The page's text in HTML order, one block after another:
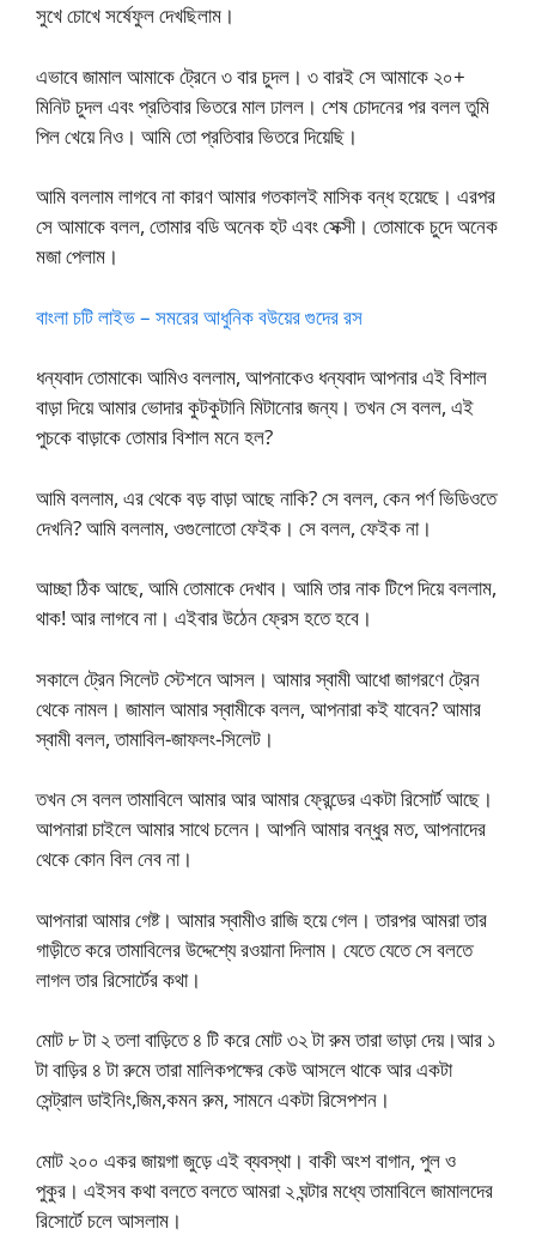
সুখে চোখে সর্ষেফুল দেখছিলাম।
এভাবে জামাল আমাকে ট্রেনে ৩ বার চুদল। ৩ বারই সে আমাকে ২০+
মিনিট চুদল এবং প্রতিবার ভিতরে মাল ঢালল। শেষ চোদনের পর বলল তুমি
পিল খেয়ে নিও। আমি তো প্রতিবার ভিতরে দিয়েছি।
আমি বললাম লাগবে না কারণ আমার গতকালই মাসিক বন্ধ হয়েছে। এরপর
সে আমাকে বলল, তোমার বডি অনেক হট এবং সেক্সী। তোমাকে চুদে অনেক
মজা পেলাম।
বাংলা চটি লাইভ – সমরের আধুনিক বউয়ের গুদের রস
ধন্যবাদ তোমাকে৷ আমিও বললাম, আপনাকেও ধন্যবাদ আপনার এই বিশাল
বাড়া দিয়ে আমার ভোদার কুটকুটানি মিটানোর জন্য। তখন সে বলল, এই
পুচকে বাড়াকে তোমার বিশাল মনে হল?
আমি বললাম, এর থেকে বড় বাড়া আছে নাকি? সে বলল, কেন পর্ণ ভিডিওতে
দেখনি? আমি বললাম, ওগুলোতো ফেইক। সে বলল, ফেইক না।
আচ্ছা ঠিক আছে, আমি তোমাকে দেখাব। আমি তার নাক টিপে দিয়ে বললাম,
থাক! আর লাগবে না। এইবার উঠেন ফ্রেস হতে হবে।
সকালে ট্রেন সিলেট স্টেশনে আসল। আমার স্বামী আধো জাগরণে ট্রেন
থেকে নামল। জামাল আমার স্বামীকে বলল, আপনারা কই যাবেন? আমার
স্বামী বলল, তামাবিল-জাফলং-সিলেট।
তখন সে বলল তামাবিলে আমার আর আমার ফ্রেন্ডের একটা রিসোর্ট আছে।
আপনারা চাইলে আমার সাথে চলেন। আপনি আমার বন্ধুর মত, আপনাদের
থেকে কোন বিল নেব না।
আপনারা আমার গেষ্ট। আমার স্বামীও রাজি হয়ে গেল। তারপর আমরা তার
গাড়ীতে করে তামাবিলের উদ্দেশ্যে রওয়ানা দিলাম। যেতে যেতে সে বলতে
লাগল তার রিসোর্টের কথা।
মোট ৮ টা ২ তলা বাড়িতে ৪ টি করে মোট ৩২ টা রুম তারা ভাড়া দেয়।আর ১
টা বাড়ির ৪ টা রুমে তারা মালিকপক্ষের কেউ আসলে থাকে আর একটা
সেন্ট্রাল ডাইনিং,জিম,কমন রুম, সামনে একটা রিসেপশন।
মোট ২০০ একর জায়গা জুড়ে এই ব্যবস্থা। বাকী অংশ বাগান, পুল ও
পুকুর। এইসব কথা বলতে বলতে আমরা ২ ঘন্টার মধ্যে তামাবিলে জামালদের
রিসোর্টে চলে আসলাম।